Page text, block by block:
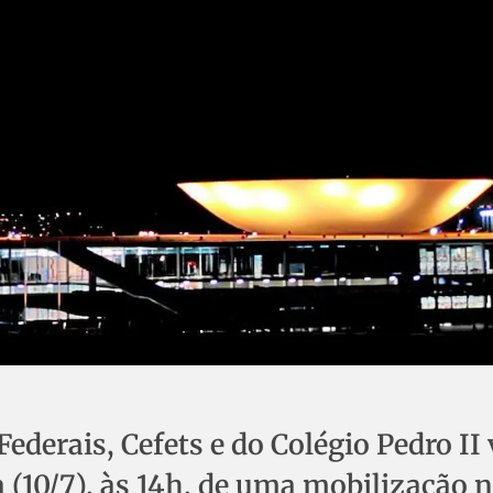
Cefets e do Colégio Pedro II
7), às 14h, de uma mobilização